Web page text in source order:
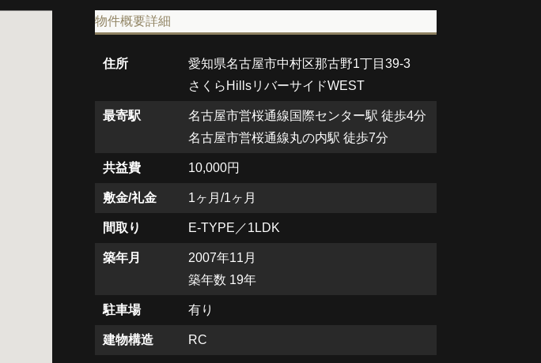
物件概要詳細
住所
愛知県名古屋市中村区那古野1丁目39-3
さくらHillsリバーサイドWEST
最寄駅
名古屋市営桜通線国際センター駅 徒歩4分
名古屋市営桜通線丸の内駅 徒歩7分
共益費 10,000円
敷金/礼金 1ヶ月/1ヶ月
間取り E-TYPE／1LDK
築年月
2007年11月
築年数 19年
駐車場 有り
建物構造 RC